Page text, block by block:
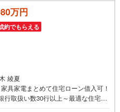
万円
約でもらえる
綾夏
具家電まとめて住宅ローン借入可！
行取扱い数30行以上～最適な住宅ロ